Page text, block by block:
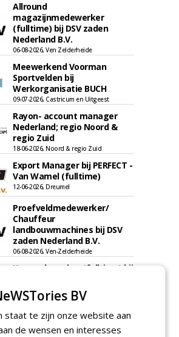
Allround
magazijnmedewerker
(fulltime) bij DSV zaden
Nederland B.V.
06-08-2026, Ven Zelderheide
Meewerkend Voorman
Sportvelden bij
Werkorganisatie BUCH
09-07-2026, Castricum en Uitgeest
Rayon- account manager
Nederland; regio Noord &
regio Zuid
18-06-2026, Noord & regio Zuid
Export Manager bij PERFECT -
Van Wamel (fulltime)
12-06-2026, Dreumel
Proefveldmedewerker/
Chauffeur
landbouwmachines bij DSV
zaden Nederland B.V.
06-08-2026, Ven-Zelderheide
Kasmedewerker (fulltime) bij
06-08-2026, Ven-Zelderheide
Groeiplaats specialist bij
Boomtotaalzorg32-40 uur
30-07-2026, Schalkwijk
BV
staat te zijn onze website aan
de wensen en interesses